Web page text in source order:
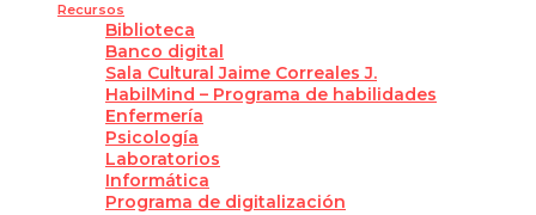
Recursos
Biblioteca
Banco digital
Sala Cultural Jaime Correales J.
HabilMind – Programa de habilidades
Enfermería
Psicología
Laboratorios
Informática
Programa de digitalización